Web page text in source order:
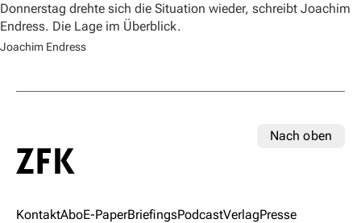
Donnerstag drehte sich die Situation wieder, schreibt Joachim
Endress. Die Lage im Überblick.
Joachim Endress
Nach oben
KontaktAboE-PaperBriefingsPodcastVerlagPresse